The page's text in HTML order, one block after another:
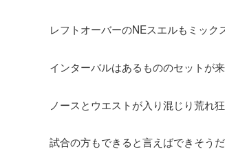
レフトオーバーのNEスエルもミック
インターバルはあるもののセットが来
ノースとウエストが入り混じり荒れ狂
試合の方もできると言えばできそうだ